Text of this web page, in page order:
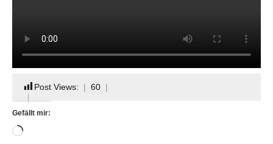
Post Views: 60
Gefällt mir:
Wird